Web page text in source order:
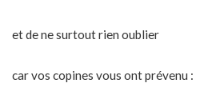
et de ne surtout rien oublier
car vos copines vous ont prévenu :